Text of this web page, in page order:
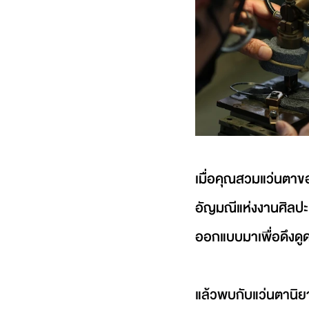
เมื่อคุณสวมแว่นตาข
อัญมณีแห่งงานศิลป
ออกแบบมาเพื่อดึง
แล้วพบกับแว่นตานิ